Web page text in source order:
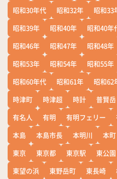
昭和30年代
昭和32年 昭和33
昭和39年
昭和40年 昭和40年
昭和46年
昭和47年 昭和48年
昭和53年
昭和54年 昭和55年
昭和60年代
昭和61年 昭和62
時津町
時津超 時計 普賢岳
有名人
有明 有明フェリー
本島
本島市長 本明川 本町
東京
東京都 東京駅 東公園
東望の浜
東野岳町 東長崎